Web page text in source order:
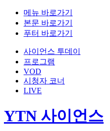
메뉴 바로가기
본문 바로가기
푸터 바로가기
사이언스 투데이
프로그램
VOD
시청자 코너
LIVE
YTN 사이언스